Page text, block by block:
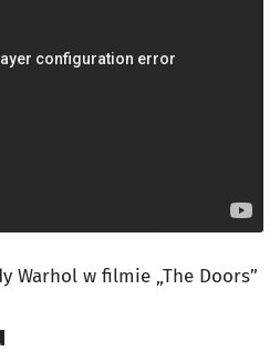
Warhol w filmie „The Doors”